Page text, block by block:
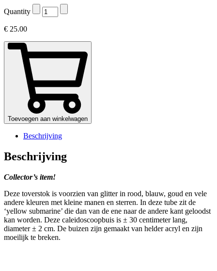
Quantity
€ 25.00
Toevoegen aan winkelwagen
Beschrijving
Beschrijving
Collector’s item!
Deze toverstok is voorzien van glitter in rood, blauw, goud en vele
andere kleuren met kleine manen en sterren. In deze tube zit de
‘yellow submarine’ die dan van de ene naar de andere kant geloodst
kan worden. Deze caleidoscoopbuis is ± 30 centimeter lang,
diameter ± 2 cm. De buizen zijn gemaakt van helder acryl en zijn
moeilijk te breken.